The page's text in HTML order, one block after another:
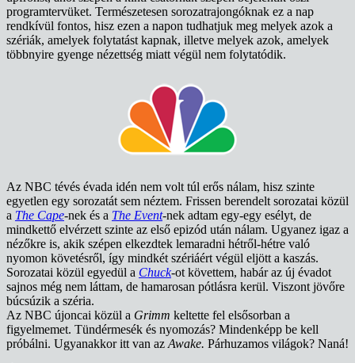
programtervüket. Természetesen sorozatrajongóknak ez a nap
rendkívül fontos, hisz ezen a napon tudhatjuk meg melyek azok a
szériák, amelyek folytatást kapnak, illetve melyek azok, amelyek
többnyire gyenge nézettség miatt végül nem folytatódik.
Az NBC tévés évada idén nem volt túl erős nálam, hisz szinte
egyetlen egy sorozatát sem néztem. Frissen berendelt sorozatai közül
a The Cape-nek és a The Event-nek adtam egy-egy esélyt, de
mindkettő elvérzett szinte az első epizód után nálam. Ugyanez igaz a
nézőkre is, akik szépen elkezdtek lemaradni hétről-hétre való
nyomon követésről, így mindkét szériáért végül eljött a kaszás.
Sorozatai közül egyedül a Chuck-ot követtem, habár az új évadot
sajnos még nem láttam, de hamarosan pótlásra kerül. Viszont jövőre
búcsúzik a széria.
Az NBC újoncai közül a Grimm keltette fel elsősorban a
figyelmemet. Tündérmesék és nyomozás? Mindenképp be kell
próbálni. Ugyanakkor itt van azAwake. Párhuzamos világok? Naná!